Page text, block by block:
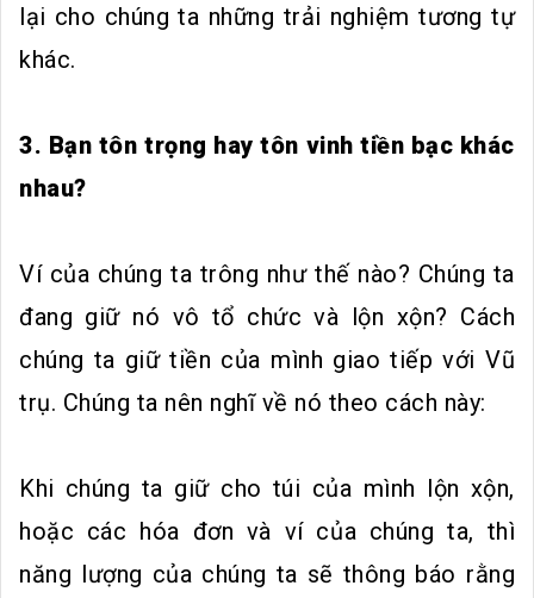
lại cho chúng ta những trải nghiệm tương tự
khác.
3. Bạn tôn trọng hay tôn vinh tiền bạc khác
nhau?
Ví của chúng ta trông như thế nào? Chúng ta
đang giữ nó vô tổ chức và lộn xộn? Cách
chúng ta giữ tiền của mình giao tiếp với Vũ
trụ. Chúng ta nên nghĩ về nó theo cách này:
Khi chúng ta giữ cho túi của mình lộn xộn,
hoặc các hóa đơn và ví của chúng ta, thì
năng lượng của chúng ta sẽ thông báo rằng